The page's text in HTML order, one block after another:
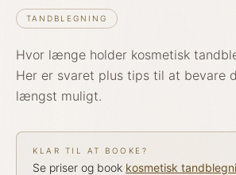
TANDBLEGNING
Hvor længe holder kosmetisk
Her er svaret plus tips til at bevare
længst muligt.
KLAR TIL AT BOOKE?
Se priser og book kosmetisk